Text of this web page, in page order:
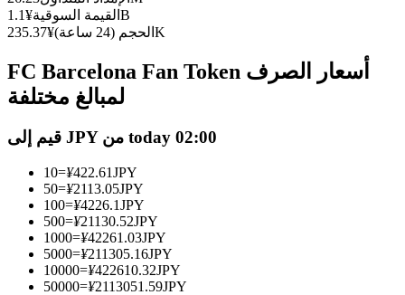
انضم إلى أفضل المتداولين
كن متداول نسخ
استمتع بتقاسم الأرباح وعمولات نسخ التداول
القيمة السوقية¥
1.1B
الحجم (24 ساعة)
¥ 235.37K
FC Barcelona Fan Token أسعار الصرف
لمبالغ مختلفة
قيم إلى JPY من today 02:00
10=¥422.61JPY
50=¥2113.05JPY
100=¥4226.1JPY
500=¥21130.52JPY
1000=¥42261.03JPY
5000=¥211305.16JPY
10000=¥422610.32JPY
50000=¥2113051.59JPY